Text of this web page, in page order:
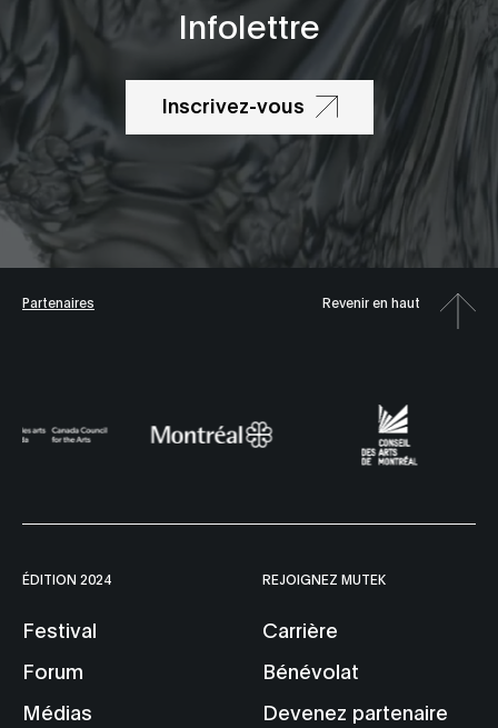
Infolettre
Inscrivez-vous
Partenaires Revenir en haut
ÉDITION 2024
Festival
Forum
Médias
REJOIGNEZ MUTEK
Carrière
Bénévolat
Devenez partenaire